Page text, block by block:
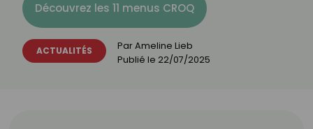
Découvrez les 11 menus CROQ
ACTUALITÉS ParAmeline Lieb
Publié le 22/07/2025